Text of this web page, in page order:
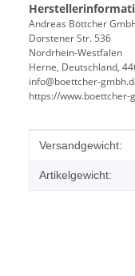
Andreas Böttcher
Dorstener Str. 536
Nordrhein-Westfalen
Herne, Deutschland,
info@boettcher-
https://www.boettcher-
Wert
Versandgewicht:
Artikelgewicht: